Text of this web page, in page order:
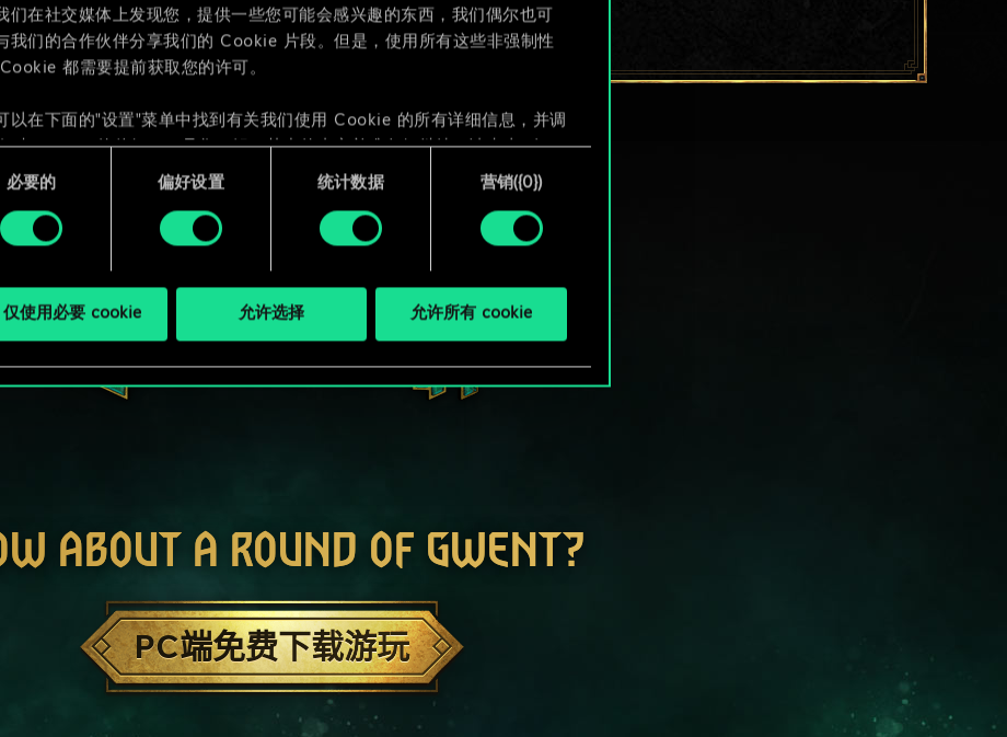
们在社交媒体上发现您，提供一些您可能会感兴趣的东西，我们偶尔也可
我们的合作伙伴分享我们的 Cookie 片段。但是，使用所有这些非强制性
都需要提前获取您的许可。
以在下面的"设置"菜单中找到有关我们使用 Cookie 的所有详细信息，并调
对 Cookie 的偏好。一旦您了解了其中的内容并准备好继续，请点击"确
。
必要的 偏好设置 统计数据 营销({0})
仅使用必要 cookie 允许选择 允许所有 cookie
ABOUT A ROUND OF GWENT?
PC端免费下载游玩